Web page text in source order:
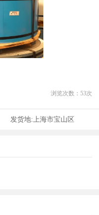
浏览次数： 53次
发货地: 上海市宝山区